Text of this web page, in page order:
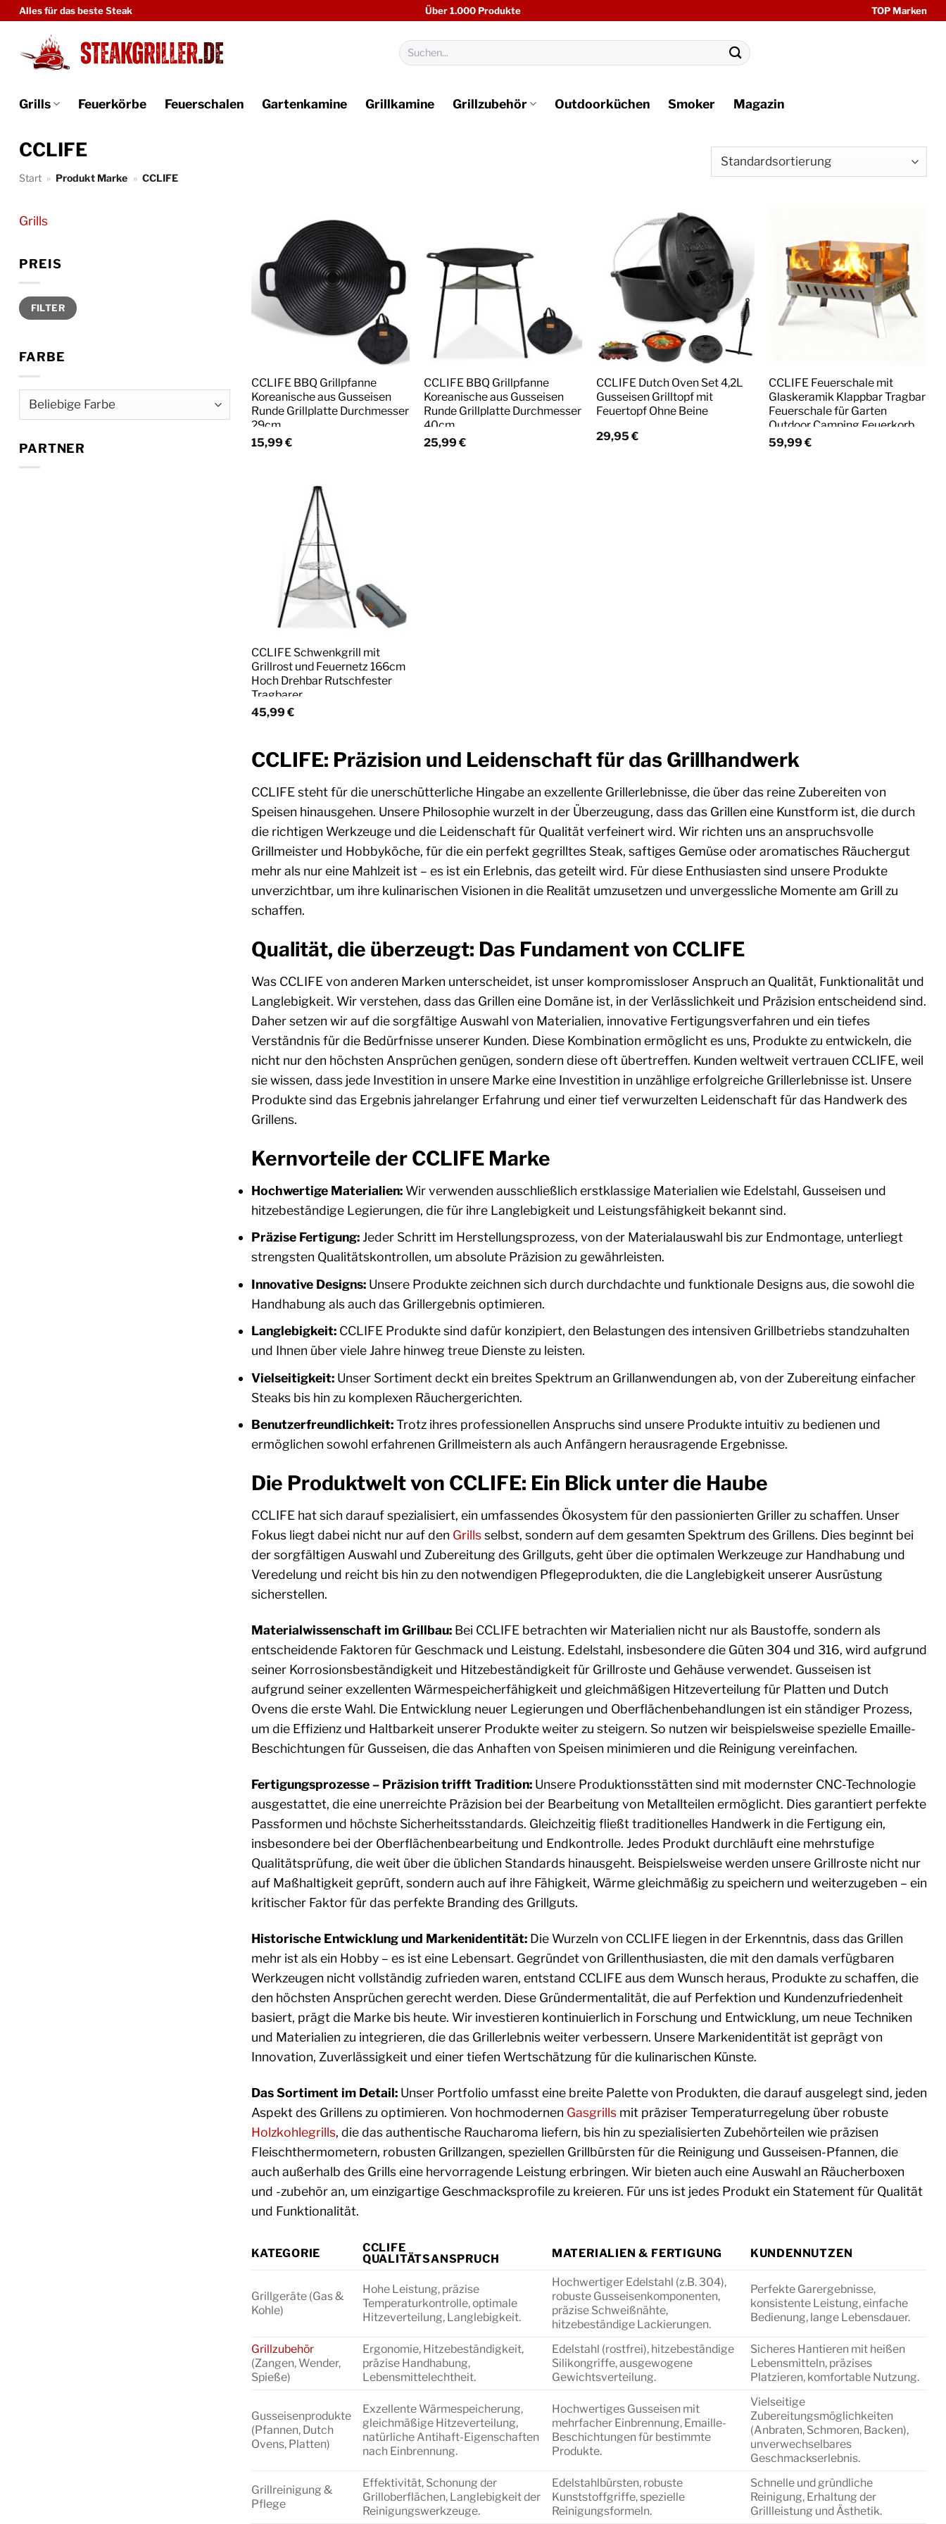
Zum
springen
Alles für das beste Steak Über 1.000 Produkte TOP Marken
Suchen
nach:
Grills Feuerkörbe Feuerschalen Gartenkamine Grillkamine Grillzubehör Outdoorküchen Smoker Magazin
CCLIFE
Start » Produkt Marke » CCLIFE
Grills
PREIS
Min.
Preis
Max.
PreisFILTER
FARBE
PARTNER
CCLIFE BBQ Grillpfanne
Koreanische aus Gusseisen
Runde Grillplatte Durchmesser
29cm
15,99 €
CCLIFE BBQ Grillpfanne
Koreanische aus Gusseisen
Runde Grillplatte Durchmesser
40cm
25,99 €
CCLIFE Dutch Oven Set 4,2L
Gusseisen Grilltopf mit
Feuertopf Ohne Beine
29,95 €
CCLIFE Feuerschale mit
Glaskeramik Klappbar Tragbar
Feuerschale für Garten
Outdoor Camping Feuerkorb
mit Grillrost Feuerstelle
Edelstahl
59,99 €
CCLIFE Schwenkgrill mit
Grillrost und Feuernetz 166cm
Hoch Drehbar Rutschfester
Tragbarer
45,99 €
CCLIFE: Präzision und Leidenschaft für das Grillhandwerk
CCLIFE steht für die unerschütterliche Hingabe an exzellente Grillerlebnisse, die über das reine Zubereiten von
Speisen hinausgehen. Unsere Philosophie wurzelt in der Überzeugung, dass das Grillen eine Kunstform ist, die durch
die richtigen Werkzeuge und die Leidenschaft für Qualität verfeinert wird. Wir richten uns an anspruchsvolle
Grillmeister und Hobbyköche, für die ein perfekt gegrilltes Steak, saftiges Gemüse oder aromatisches Räuchergut
mehr als nur eine Mahlzeit ist – es ist ein Erlebnis, das geteilt wird. Für diese Enthusiasten sind unsere Produkte
unverzichtbar, um ihre kulinarischen Visionen in die Realität umzusetzen und unvergessliche Momente am Grill zu
schaffen.
Qualität, die überzeugt: Das Fundament von CCLIFE
Was CCLIFE von anderen Marken unterscheidet, ist unser kompromissloser Anspruch an Qualität, Funktionalität und
Langlebigkeit. Wir verstehen, dass das Grillen eine Domäne ist, in der Verlässlichkeit und Präzision entscheidend sind.
Daher setzen wir auf die sorgfältige Auswahl von Materialien, innovative Fertigungsverfahren und ein tiefes
Verständnis für die Bedürfnisse unserer Kunden. Diese Kombination ermöglicht es uns, Produkte zu entwickeln, die
nicht nur den höchsten Ansprüchen genügen, sondern diese oft übertreffen. Kunden weltweit vertrauen CCLIFE, weil
sie wissen, dass jede Investition in unsere Marke eine Investition in unzählige erfolgreiche Grillerlebnisse ist. Unsere
Produkte sind das Ergebnis jahrelanger Erfahrung und einer tief verwurzelten Leidenschaft für das Handwerk des
Grillens.
Kernvorteile der CCLIFE Marke
Hochwertige Materialien: Wir verwenden ausschließlich erstklassige Materialien wie Edelstahl, Gusseisen und
hitzebeständige Legierungen, die für ihre Langlebigkeit und Leistungsfähigkeit bekannt sind.
Präzise Fertigung:Jeder Schritt im Herstellungsprozess, von der Materialauswahl bis zur Endmontage, unterliegt
strengsten Qualitätskontrollen, um absolute Präzision zu gewährleisten.
Innovative Designs: Unsere Produkte zeichnen sich durch durchdachte und funktionale Designs aus, die sowohl die
Handhabung als auch das Grillergebnis optimieren.
Langlebigkeit: CCLIFE Produkte sind dafür konzipiert, den Belastungen des intensiven Grillbetriebs standzuhalten
und Ihnen über viele Jahre hinweg treue Dienste zu leisten.
Vielseitigkeit: Unser Sortiment deckt ein breites Spektrum an Grillanwendungen ab, von der Zubereitung einfacher
Steaks bis hin zu komplexen Räuchergerichten.
Benutzerfreundlichkeit:Trotz ihres professionellen Anspruchs sind unsere Produkte intuitiv zu bedienen und
ermöglichen sowohl erfahrenen Grillmeistern als auch Anfängern herausragende Ergebnisse.
Die Produktwelt von CCLIFE: Ein Blick unter die Haube
CCLIFE hat sich darauf spezialisiert, ein umfassendes Ökosystem für den passionierten Griller zu schaffen. Unser
Fokus liegt dabei nicht nur auf den Grillsselbst, sondern auf dem gesamten Spektrum des Grillens. Dies beginnt bei
der sorgfältigen Auswahl und Zubereitung des Grillguts, geht über die optimalen Werkzeuge zur Handhabung und
Veredelung und reicht bis hin zu den notwendigen Pflegeprodukten, die die Langlebigkeit unserer Ausrüstung
sicherstellen.
Materialwissenschaft im Grillbau: Bei CCLIFE betrachten wir Materialien nicht nur als Baustoffe, sondern als
entscheidende Faktoren für Geschmack und Leistung. Edelstahl, insbesondere die Güten 304 und 316, wird aufgrund
seiner Korrosionsbeständigkeit und Hitzebeständigkeit für Grillroste und Gehäuse verwendet. Gusseisen ist
aufgrund seiner exzellenten Wärmespeicherfähigkeit und gleichmäßigen Hitzeverteilung für Platten und Dutch
Ovens die erste Wahl. Die Entwicklung neuer Legierungen und Oberflächenbehandlungen ist ein ständiger Prozess,
um die Effizienz und Haltbarkeit unserer Produkte weiter zu steigern. So nutzen wir beispielsweise spezielle Emaille-
Beschichtungen für Gusseisen, die das Anhaften von Speisen minimieren und die Reinigung vereinfachen.
Fertigungsprozesse – Präzision trifft Tradition: Unsere Produktionsstätten sind mit modernster CNC-Technologie
ausgestattet, die eine unerreichte Präzision bei der Bearbeitung von Metallteilen ermöglicht. Dies garantiert perfekte
Passformen und höchste Sicherheitsstandards. Gleichzeitig fließt traditionelles Handwerk in die Fertigung ein,
insbesondere bei der Oberflächenbearbeitung und Endkontrolle. Jedes Produkt durchläuft eine mehrstufige
Qualitätsprüfung, die weit über die üblichen Standards hinausgeht. Beispielsweise werden unsere Grillroste nicht nur
auf Maßhaltigkeit geprüft, sondern auch auf ihre Fähigkeit, Wärme gleichmäßig zu speichern und weiterzugeben – ein
kritischer Faktor für das perfekte Branding des Grillguts.
Historische Entwicklung und Markenidentität: Die Wurzeln von CCLIFE liegen in der Erkenntnis, dass das Grillen
mehr ist als ein Hobby – es ist eine Lebensart. Gegründet von Grillenthusiasten, die mit den damals verfügbaren
Werkzeugen nicht vollständig zufrieden waren, entstand CCLIFE aus dem Wunsch heraus, Produkte zu schaffen, die
den höchsten Ansprüchen gerecht werden. Diese Gründermentalität, die auf Perfektion und Kundenzufriedenheit
basiert, prägt die Marke bis heute. Wir investieren kontinuierlich in Forschung und Entwicklung, um neue Techniken
und Materialien zu integrieren, die das Grillerlebnis weiter verbessern. Unsere Markenidentität ist geprägt von
Innovation, Zuverlässigkeit und einer tiefen Wertschätzung für die kulinarischen Künste.
Das Sortiment im Detail: Unser Portfolio umfasst eine breite Palette von Produkten, die darauf ausgelegt sind, jeden
Aspekt des Grillens zu optimieren. Von hochmodernen Gasgrills mit präziser Temperaturregelung über robuste
Holzkohlegrills, die das authentische Raucharoma liefern, bis hin zu spezialisierten Zubehörteilen wie präzisen
Fleischthermometern, robusten Grillzangen, speziellen Grillbürsten für die Reinigung und Gusseisen-Pfannen, die
auch außerhalb des Grills eine hervorragende Leistung erbringen. Wir bieten auch eine Auswahl an Räucherboxen
und -zubehör an, um einzigartige Geschmacksprofile zu kreieren. Für uns ist jedes Produkt ein Statement für Qualität
und Funktionalität.
KATEGORIE
CCLIFE
QUALITÄTSANSPRUCH
MATERIALIEN & FERTIGUNG KUNDENNUTZEN
Grillgeräte (Gas &
Kohle)
Hohe Leistung, präzise
Temperaturkontrolle, optimale
Hitzeverteilung, Langlebigkeit.
Hochwertiger Edelstahl (z.B. 304),
robuste Gusseisenkomponenten,
präzise Schweißnähte,
hitzebeständige Lackierungen.
Perfekte Garergebnisse,
konsistente Leistung, einfache
Bedienung, lange Lebensdauer.
Grillzubehör
(Zangen, Wender,
Spieße)
Ergonomie, Hitzebeständigkeit,
präzise Handhabung,
Lebensmittelechtheit.
Edelstahl (rostfrei), hitzebeständige
Silikongriffe, ausgewogene
Gewichtsverteilung.
Sicheres Hantieren mit heißen
Lebensmitteln, präzises
Platzieren, komfortable Nutzung.
Gusseisenprodukte
(Pfannen, Dutch
Ovens, Platten)
Exzellente Wärmespeicherung,
gleichmäßige Hitzeverteilung,
natürliche Antihaft-Eigenschaften
nach Einbrennung.
Hochwertiges Gusseisen mit
mehrfacher Einbrennung, Emaille-
Beschichtungen für bestimmte
Produkte.
Vielseitige
Zubereitungsmöglichkeiten
(Anbraten, Schmoren, Backen),
unverwechselbares
Geschmackserlebnis.
Grillreinigung &
Pflege
Effektivität, Schonung der
Grilloberflächen, Langlebigkeit der
Reinigungswerkzeuge.
Edelstahlbürsten, robuste
Kunststoffgriffe, spezielle
Reinigungsformeln.
Schnelle und gründliche
Reinigung, Erhaltung der
Grillleistung und Ästhetik.